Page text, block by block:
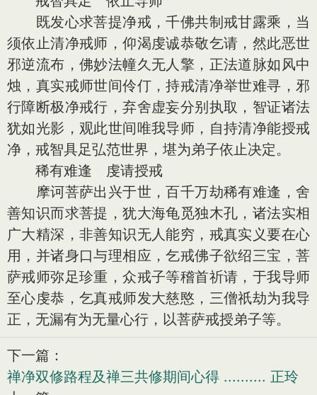
既发心求菩提净戒，千佛共制戒甘露乘，当
须依止清净戒师，仰渴虔诚恭敬乞请，然此恶世
邪逆流布，佛妙法幢久无人擎，正法道脉如风中
烛，真实戒师世间伶仃，持戒清净举世难寻，邪
行障断极净戒行，弃舍虚妄分别执取，智证诸法
犹如光影，观此世间唯我导师，自持清净能授戒
净，戒智具足弘范世界，堪为弟子依止决定。
稀有难逢 虔请授戒
摩诃菩萨出兴于世，百千万劫稀有难逢，舍
善知识而求菩提，犹大海龟觅独木孔，诸法实相
广大精深，非善知识无人能穷，戒真实义要在心
用，并诸身口与理相应，乞戒佛子欲绍三宝，菩
萨戒师弥足珍重，众戒子等稽首祈请，于我导师
至心虔恭，乞真戒师发大慈愍，三僧祇劫为我导
正，无漏有为无量心行，以菩萨戒授弟子等。
下一篇：
禅净双修路程及禅三共修期间心得 .......... 正玲